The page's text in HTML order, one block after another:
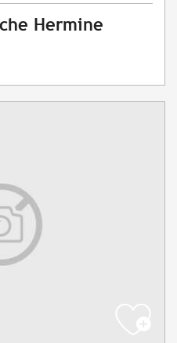
Hermine